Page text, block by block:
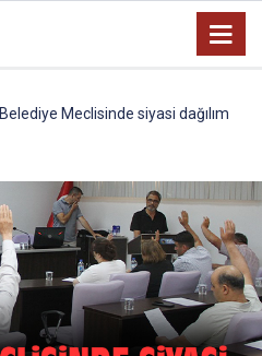
Belediye Meclisinde siyasi dağılım